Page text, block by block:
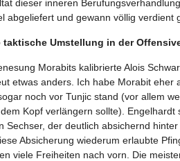
dieser inneren
abgeliefert und gewann völlig verdient
taktische Umstellung in der
Morabits kalibrierte Alois
etwas anders. Ich habe Morabit eher
noch vor Tunjic stand (vor allem
Kopf verlängern sollte). Engelhardt
Sechser, der deutlich absichernd
Absicherung wiederum erlaubte
viele Freiheiten nach vorn. Die